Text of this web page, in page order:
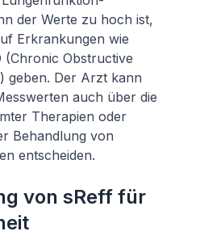
der Werte zu hoch ist,
Erkrankungen wie
(Chronic Obstructive
geben. Der Arzt kann
auch über die
Therapien oder
Behandlung von
entscheiden.
von sReff für